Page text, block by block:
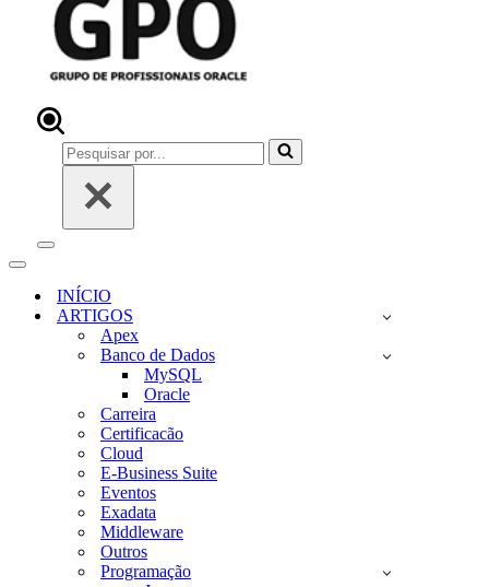
Pesquisar
por...
Menu
navegação
Menu
navegaçãoINÍCIO
ARTIGOS
Apex
Banco de Dados
MySQL
Oracle
Carreira
Certificacão
Cloud
E-Business Suite
Eventos
Exadata
Middleware
Outros
Programação